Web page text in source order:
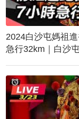
2024白沙屯媽祖
急行32km｜白沙